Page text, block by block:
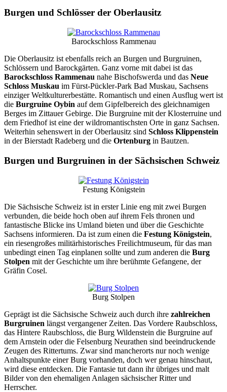
Burgen und Schlösser der Oberlausitz
Barockschloss Rammenau
Die Oberlausitz ist ebenfalls reich an Burgen und Burgruinen,
Schlössern und Barockgärten. Ganz vorne mit dabei ist das
Barockschloss Rammenau nahe Bischofswerda und das Neue
Schloss Muskau im Fürst-Pückler-Park Bad Muskau, Sachsens
einziger Weltkulturerbestätte. Romantisch und einen Ausflug wert ist
die Burgruine Oybin auf dem Gipfelbereich des gleichnamigen
Berges im Zittauer Gebirge. Die Burgruine mit der Klosterruine und
dem Friedhof ist eine der wildromantischsten Orte in ganz Sachsen.
Weiterhin sehenswert in der Oberlausitz sind Schloss Klippenstein
in der Bierstadt Radeberg und die Ortenburg in Bautzen.
Burgen und Burgruinen in der Sächsischen Schweiz
Festung Königstein
Die Sächsische Schweiz ist in erster Linie eng mit zwei Burgen
verbunden, die beide hoch oben auf ihrem Fels thronen und
fantastische Blicke ins Umland bieten und über die Geschichte
Sachsens informieren. Da ist zum einen die Festung Königstein,
ein riesengroßes militärhistorisches Freilichtmuseum, für das man
unbedingt einen Tag einplanen sollte und zum anderen die Burg
Stolpen mit der Geschichte um ihre berühmte Gefangene, der
Gräfin Cosel.
Burg Stolpen
Geprägt ist die Sächsische Schweiz auch durch ihre zahlreichen
Burgruinen längst vergangener Zeiten. Das Vordere Raubschloss,
das Hintere Raubschloss, die Burg Wildenstein die Burgruine auf
dem Arnstein oder die Felsenburg Neurathen sind beeindruckende
Zeugen des Rittertums. Zwar sind mancherorts nur noch wenige
Anhaltspunkte einer Burg vorhanden, doch wer genau hinschaut,
wird diese entdecken. Die Fantasie tut dann ihr übriges und malt
Bilder von den ehemaligen Anlagen sächsischer Ritter und
Herrscher.